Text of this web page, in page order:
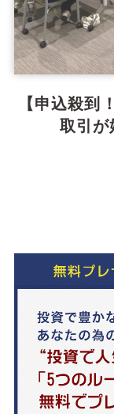
【申込殺到
取引